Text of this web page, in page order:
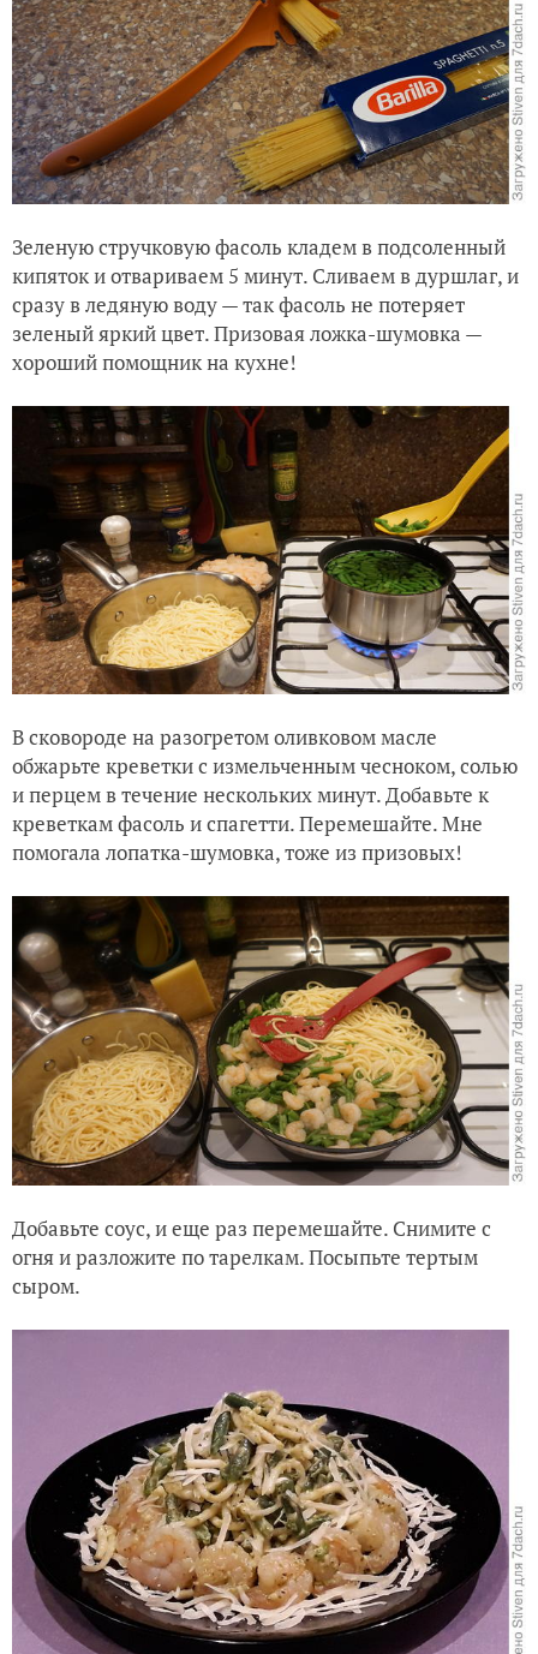
Зеленую стручковую фасоль кладем в подсоленный
кипяток и отвариваем 5 минут. Сливаем в дуршлаг, и
сразу в ледяную воду — так фасоль не потеряет
зеленый яркий цвет. Призовая ложка-шумовка —
хороший помощник на кухне!
В сковороде на разогретом оливковом масле
обжарьте креветки с измельченным чесноком, солью
и перцем в течение нескольких минут. Добавьте к
креветкам фасоль и спагетти. Перемешайте. Мне
помогала лопатка-шумовка, тоже из призовых!
Добавьте соус, и еще раз перемешайте. Снимите с
огня и разложите по тарелкам. Посыпьте тертым
сыром.